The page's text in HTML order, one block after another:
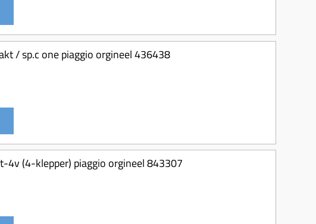
/ sp.c one piaggio orgineel 436438
4v (4-klepper) piaggio orgineel 843307